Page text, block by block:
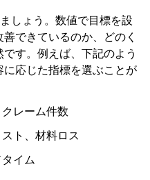
しょう。数値で目標を設
できているのか、どのく
す。例えば、下記のよう
応じた指標を選ぶことが
レーム件数
ト、材料ロス
イム